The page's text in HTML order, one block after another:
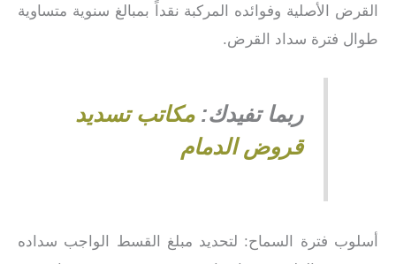
القرض الأصلية وفوائده المركبة نقداً بمبالغ سنوية متساوية
طوال فترة سداد القرض.
ربما تفيدك:مكاتب تسديد
قروض الدمام
أسلوب فترة السماح: لتحديد مبلغ القسط الواجب سداده